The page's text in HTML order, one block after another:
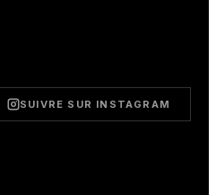
SUIVRE SUR INSTAGRAM